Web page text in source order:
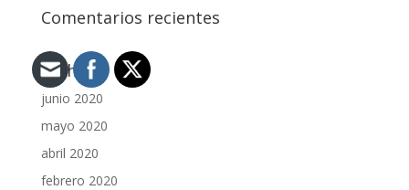
Comentarios recientes
Archivos
junio 2020
mayo 2020
abril 2020
febrero 2020